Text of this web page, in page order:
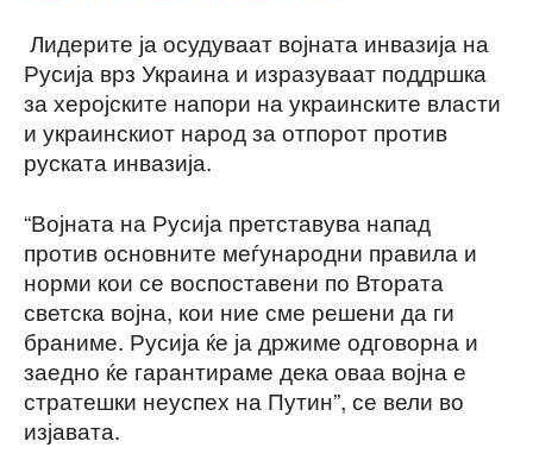
Лидерите ја осудуваат војната инвазија на
Русија врз Украина и изразуваат поддршка
за херојските напори на украинските власти
и украинскиот народ за отпорот против
руската инвазија.
“Војната на Русија претставува напад
против основните меѓународни правила и
норми кои се воспоставени по Втората
светска војна, кои ние сме решени да ги
браниме. Русија ќе ја држиме одговорна и
заедно ќе гарантираме дека оваа војна е
стратешки неуспех на Путин”, се вели во
изјавата.